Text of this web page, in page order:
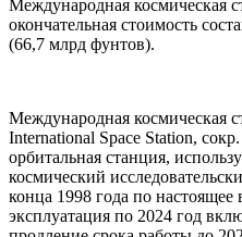
Международная космическая
окончательная стоимость
(66,7 млрд фунтов).
Международная космическая
International Space Station,
орбитальная станция,
космический
конца 1998 года по настоящее
эксплуатация по 2024 год